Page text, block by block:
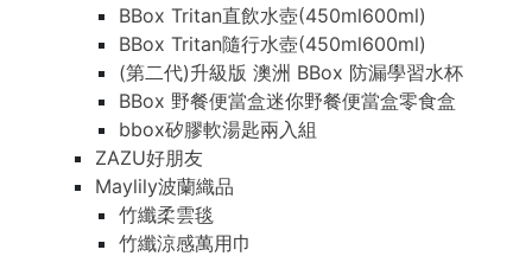
BBox Tritan直飲水壺(450ml600ml)
BBox Tritan隨行水壺(450ml600ml)
(第二代)升級版 澳洲 BBox 防漏學習水杯
BBox 野餐便當盒迷你野餐便當盒零食盒
bbox矽膠軟湯匙兩入組
ZAZU好朋友
Maylily波蘭織品
竹纖柔雲毯
竹纖涼感萬用巾